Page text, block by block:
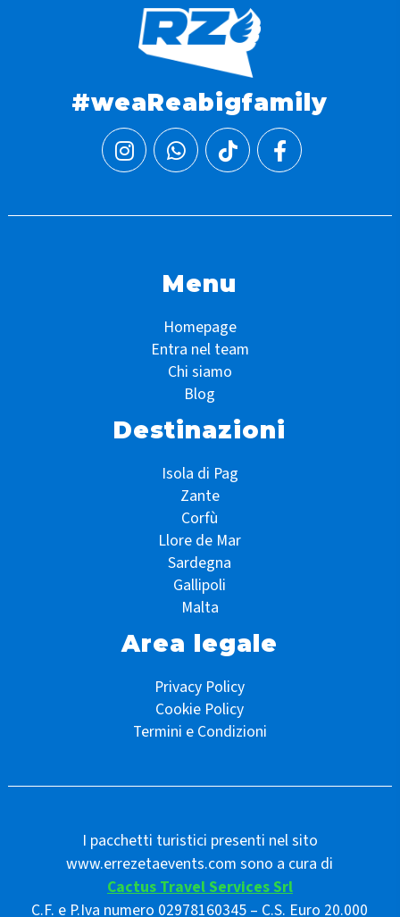
#weaReabigfamily
Menu
Homepage
Entra nel team
Chi siamo
Blog
Destinazioni
Isola di Pag
Zante
Corfù
Llore de Mar
Sardegna
Gallipoli
Malta
Area legale
Privacy Policy
Cookie Policy
Termini e Condizioni
I pacchetti turistici presenti nel sito
www.errezetaevents.com sono a cura di
Cactus Travel Services Srl
C.F. e P.Iva numero 02978160345 – C.S. Euro 20.000